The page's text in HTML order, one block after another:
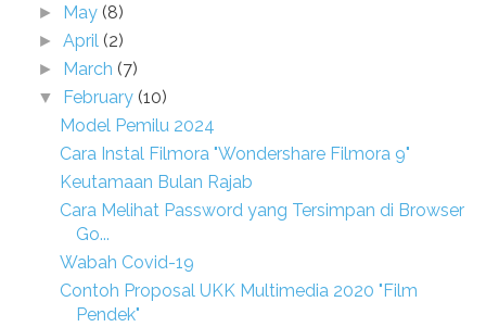
► May (8)
►April (2)
► March (7)
▼ February (10)
Model Pemilu 2024
Cara Instal Filmora "Wondershare Filmora 9"
Keutamaan Bulan Rajab
Cara Melihat Password yang Tersimpan di Browser
Go...
Wabah Covid-19
Contoh Proposal UKK Multimedia 2020 "Film
Pendek"